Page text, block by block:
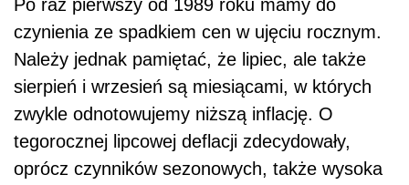
Po raz pierwszy od 1989 roku mamy do
czynienia ze spadkiem cen w ujęciu rocznym.
Należy jednak pamiętać, że lipiec, ale także
sierpień i wrzesień są miesiącami, w których
zwykle odnotowujemy niższą inflację. O
tegorocznej lipcowej deflacji zdecydowały,
oprócz czynników sezonowych, także wysoka